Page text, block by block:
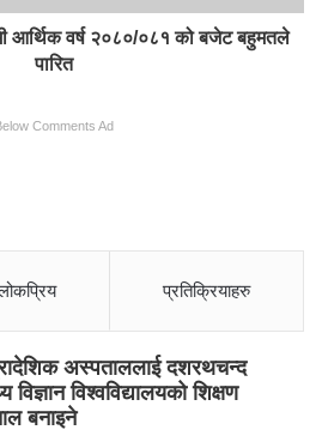
आर्थिक वर्ष २०८०/०८१ को बजेट बहुमतले
पारित
Comments Ad
प्रतिक्रियाहरु
अस्पताललाई दशरथचन्द
विज्ञान विश्वविद्यालयको शिक्षण
बनाइने